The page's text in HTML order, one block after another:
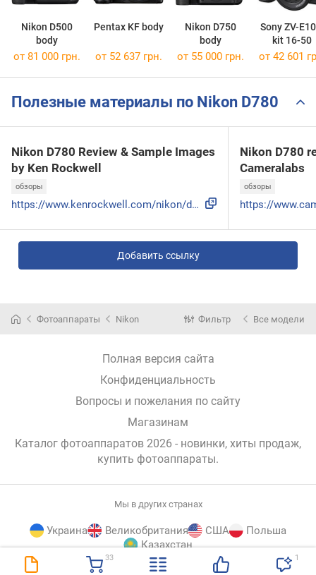
33 1
Nikon D500
body
Pentax KF body
Nikon D750
body
Sony ZV-
kit 16-50
от 81 000 грн. от 52 637 грн. от 55 000 грн. от 42 601
Полезные материалы по Nikon D780
Nikon D780 Review & Sample Images
by Ken Rockwell
обзоры
https://www.kenrockwell.com/nikon/d780.htm
Nikon D780
Cameralabs
обзоры
Добавить ссылку
Фотоаппараты Nikon Фильтр Все модели
Полная версия сайта
Конфиденциальность
Вопросы и пожелания по сайту
Магазинам
Каталог фотоаппаратов 2026 - новинки, хиты продаж,
купить фотоаппараты.
Мы в других странах
Украина Великобритания США
Польша
Казахстан